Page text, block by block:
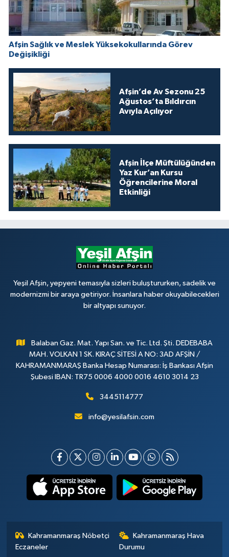
Afşin Sağlık ve Meslek Yüksekokullarında Görev
Değişikliği
Afşin’de Av Sezonu 25
Ağustos’ta Bıldırcın
Avıyla Açılıyor
Afşin İlçe Müftülüğünden
Yaz Kur’an Kursu
Öğrencilerine Moral
Etkinliği
Yeşil Afşin, yepyeni temasıyla sizleri buluştururken, sadelik ve
modernizmi bir araya getiriyor. İnsanlara haber okuyabilecekleri
bir altyapı sunuyor.
Balaban Gaz. Mat. Yapı San. ve Tic. Ltd. Şti. DEDEBABA
MAH. VOLKAN 1 SK. KIRAÇ SİTESİ A NO: 3AD AFŞİN /
KAHRAMANMARAŞ Banka Hesap Numarası: İş Bankası Afşin
Şubesi IBAN: TR75 0006 4000 0016 4610 3014 23
3445114777
info@yesilafsin.com
Kahramanmaraş Nöbetçi
Eczaneler
Kahramanmaraş Hava
Durumu